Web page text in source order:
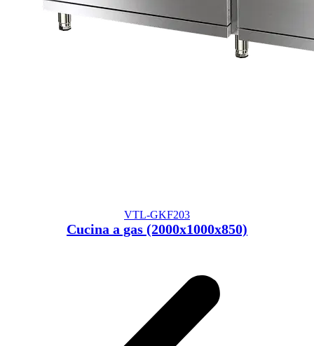
VTL-GKF203
Cucina a gas (2000x1000x850)